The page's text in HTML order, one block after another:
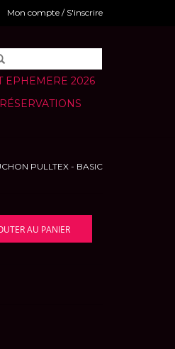
Mon compte / S'inscrire
EPHEMERE 2026
RÉSERVATIONS
PULLTEX - BASIC
AU PANIER